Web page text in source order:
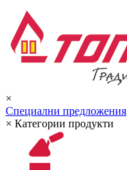
×
Специални предложения
× Категории продукти